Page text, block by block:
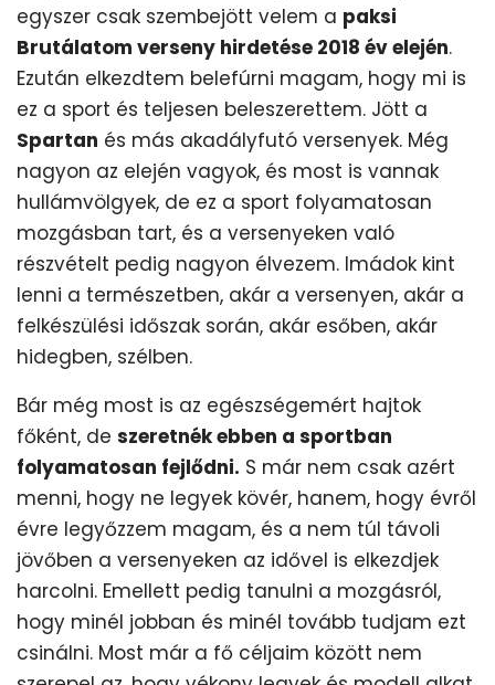
egyszer csak szembejött velem a paksi
Brutálatom verseny hirdetése 2018 év elején.
Ezután elkezdtem belefúrni magam, hogy mi is
ez a sport és teljesen beleszerettem. Jött a
Spartan és más akadályfutó versenyek. Még
nagyon az elején vagyok, és most is vannak
hullámvölgyek, de ez a sport folyamatosan
mozgásban tart, és a versenyeken való
részvételt pedig nagyon élvezem. Imádok kint
lenni a természetben, akár a versenyen, akár a
felkészülési időszak során, akár esőben, akár
hidegben, szélben.
Bár még most is az egészségemért hajtok
főként, de szeretnék ebben a sportban
folyamatosan fejlődni. S már nem csak azért
menni, hogy ne legyek kövér, hanem, hogy évről
évre legyőzzem magam, és a nem túl távoli
jövőben a versenyeken az idővel is elkezdjek
harcolni. Emellett pedig tanulni a mozgásról,
hogy minél jobban és minél tovább tudjam ezt
csinálni. Most már a fő céljaim között nem